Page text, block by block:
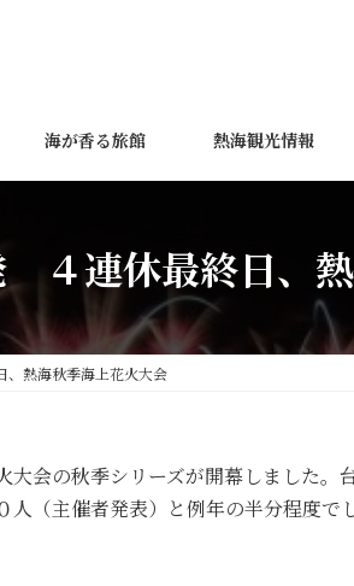
海が香る旅館 熱海観光情報
４連休最終日、
熱海秋季海上花火大会
会の秋季シリーズが開幕しました
（主催者発表）と例年の半分程度